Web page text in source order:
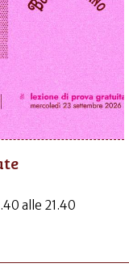
alle 21.40